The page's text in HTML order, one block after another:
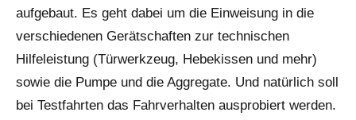
aufgebaut. Es geht dabei um die Einweisung in die
verschiedenen Gerätschaften zur technischen
Hilfeleistung (Türwerkzeug, Hebekissen und mehr)
sowie die Pumpe und die Aggregate. Und natürlich soll
bei Testfahrten das Fahrverhalten ausprobiert werden.